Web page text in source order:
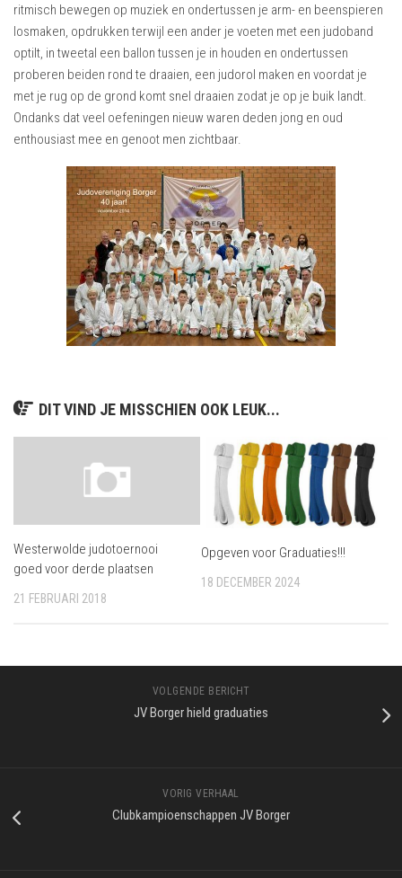
ritmisch bewegen op muziek en ondertussen je arm- en beenspieren
losmaken, opdrukken terwijl een ander je voeten met een judoband
optilt, in tweetal een ballon tussen je in houden en ondertussen
proberen beiden rond te draaien, een judorol maken en voordat je
met je rug op de grond komt snel draaien zodat je op je buik landt.
Ondanks dat veel oefeningen nieuw waren deden jong en oud
enthousiast mee en genoot men zichtbaar.
DIT VIND JE MISSCHIEN OOK LEUK...
Westerwolde judotoernooi
goed voor derde plaatsen
21 FEBRUARI 2018
Opgeven voor Graduaties!!!
18 DECEMBER 2024
VOLGENDE BERICHT
JV Borger hield graduaties
VORIG VERHAAL
Clubkampioenschappen JV Borger